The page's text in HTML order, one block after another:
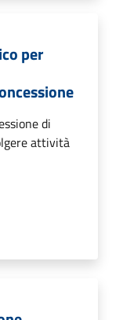
per
di
attività